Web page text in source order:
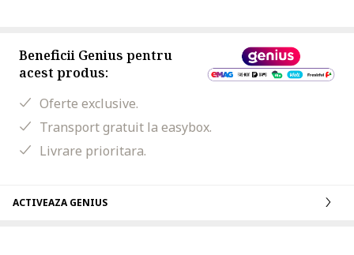
Beneficii Genius pentru
acest produs:
Oferte exclusive.
Transport gratuit la easybox.
Livrare prioritara.
ACTIVEAZA GENIUS